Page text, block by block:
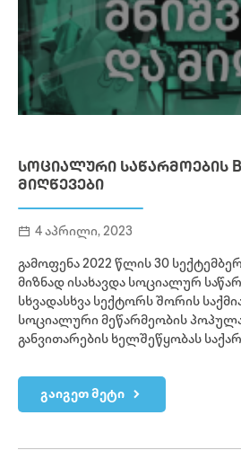
ᲡᲝᲪᲘᲐᲚᲣᲠᲘ ᲡᲐᲬᲐᲠᲛᲝᲔᲑᲘᲡ
ᲛᲘᲦᲬᲔᲕᲔᲑᲘ
4 აპრილი, 2023
გამოფენა 2022 წლის 30
მიზნად ისახავდა სოციალურ
სხვადასხვა სექტორს შორის
სოციალური მეწარმეობის
განვითარების ხელშეწყობას
გაიგეთ მეტი